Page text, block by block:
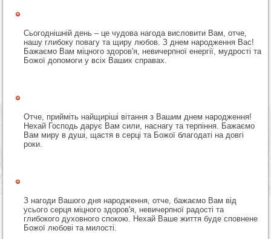
Сьогоднішній день – це чудова нагода висловити Вам, отче,
нашу глибоку повагу та щиру любов. З днем народження Вас!
Бажаємо Вам міцного здоров'я, невичерпної енергії, мудрості та
Божої допомоги у всіх Ваших справах.
Отче, прийміть найщиріші вітання з Вашим днем народження!
Нехай Господь дарує Вам сили, наснагу та терпіння. Бажаємо
Вам миру в душі, щастя в серці та Божої благодаті на довгі
роки.
З нагоди Вашого дня народження, отче, бажаємо Вам від
усього серця міцного здоров'я, невичерпної радості та
глибокого духовного спокою. Нехай Ваше життя буде сповнене
Божої любові та милості.